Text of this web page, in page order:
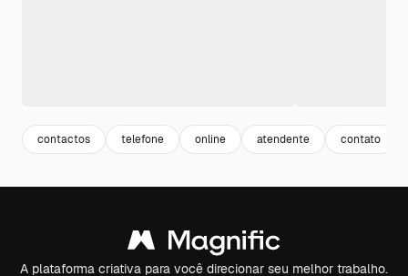
contactos telefone online atendente contato
A plataforma criativa para você direcionar seu melhor trabalho.